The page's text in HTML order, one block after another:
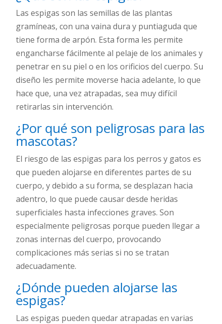
Las espigas son las semillas de las plantas
gramíneas, con una vaina dura y puntiaguda que
tiene forma de arpón. Esta forma les permite
engancharse fácilmente al pelaje de los animales y
penetrar en su piel o en los orificios del cuerpo. Su
diseño les permite moverse hacia adelante, lo que
hace que, una vez atrapadas, sea muy difícil
retirarlas sin intervención.
¿Por qué son peligrosas para las
mascotas?
El riesgo de las espigas para los perros y gatos es
que pueden alojarse en diferentes partes de su
cuerpo, y debido a su forma, se desplazan hacia
adentro, lo que puede causar desde heridas
superficiales hasta infecciones graves. Son
especialmente peligrosas porque pueden llegar a
zonas internas del cuerpo, provocando
complicaciones más serias si no se tratan
adecuadamente.
¿Dónde pueden alojarse las
espigas?
Las espigas pueden quedar atrapadas en varias